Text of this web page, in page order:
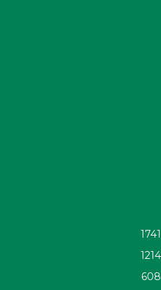
1741
1214
608